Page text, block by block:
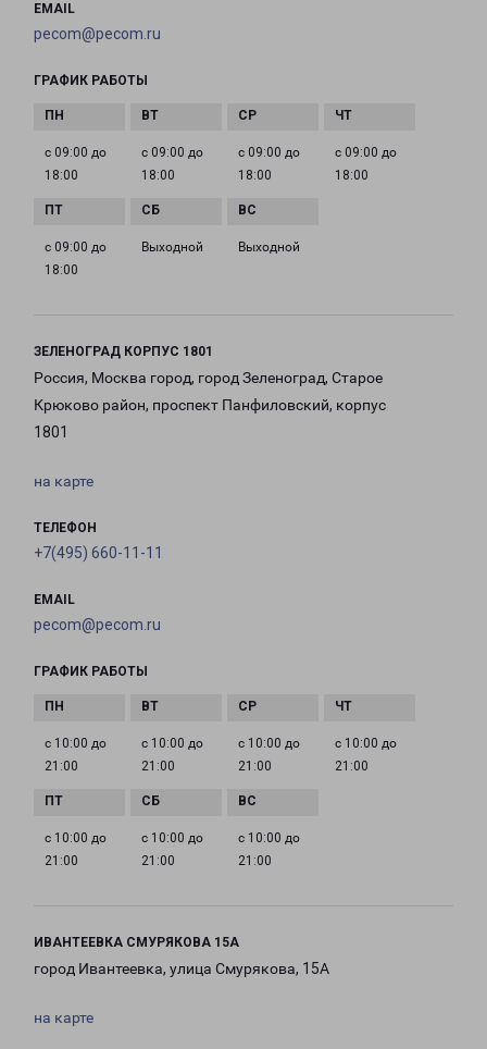
EMAIL
pecom@pecom.ru
ГРАФИК РАБОТЫ
с 09:00 до
18:00
с 09:00 до
18:00
с 09:00 до
18:00
с 09:00 до
18:00
с 09:00 до
18:00
Выходной Выходной
ЗЕЛЕНОГРАД КОРПУС 1801
Россия, Москва город, город Зеленоград, Старое
Крюково район, проспект Панфиловский, корпус
1801
на карте
ТЕЛЕФОН
+7(495) 660-11-11
EMAIL
pecom@pecom.ru
ГРАФИК РАБОТЫ
с 10:00 до
21:00
с 10:00 до
21:00
с 10:00 до
21:00
с 10:00 до
21:00
с 10:00 до
21:00
с 10:00 до
21:00
с 10:00 до
21:00
ИВАНТЕЕВКА СМУРЯКОВА 15А
город Ивантеевка, улица Смурякова, 15А
на карте